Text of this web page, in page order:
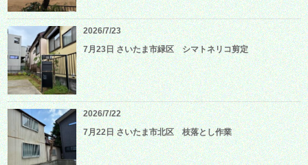
2026/7/23
7月23日 さいたま市緑区 シマトネリコ剪定
2026/7/22
7月22日 さいたま市北区 枝落とし作業